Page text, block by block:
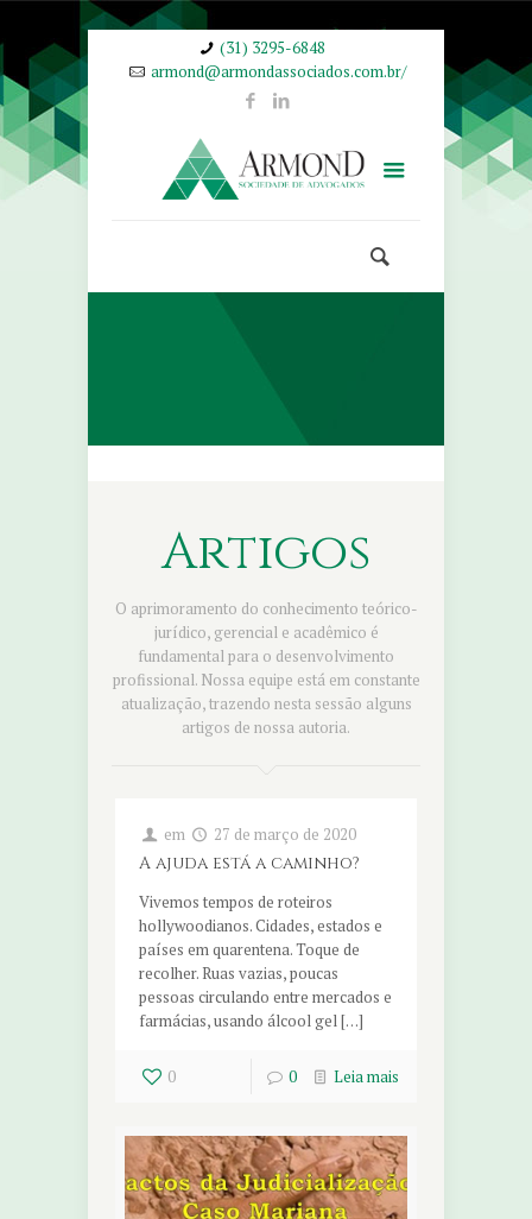
(31) 3295-6848
armond@armondassociados.com.br/
Artigos
O aprimoramento do conhecimento teórico-
jurídico, gerencial e acadêmico é
fundamental para o desenvolvimento
profissional. Nossa equipe está em constante
atualização, trazendo nesta sessão alguns
artigos de nossa autoria.
em 27 de março de 2020
A ajuda está a caminho?
Vivemos tempos de roteiros
hollywoodianos. Cidades, estados e
países em quarentena. Toque de
recolher. Ruas vazias, poucas
pessoas circulando entre mercados e
farmácias, usando álcool gel […]
0 0 Leia mais